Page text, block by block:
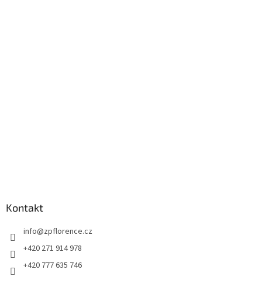
Kontakt
info@zpflorence.cz
+420 271 914 978
+420 777 635 746